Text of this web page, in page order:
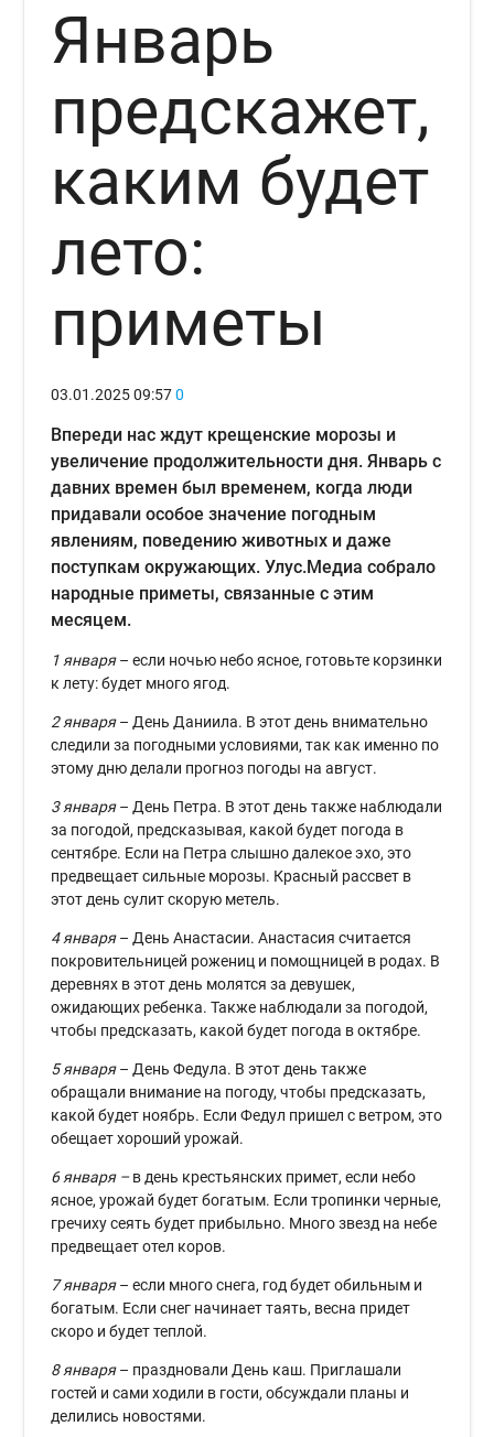
Январь
предскажет,
каким будет
лето:
приметы
03.01.2025 09:57 0
Впереди нас ждут крещенские морозы и
увеличение продолжительности дня. Январь с
давних времен был временем, когда люди
придавали особое значение погодным
явлениям, поведению животных и даже
поступкам окружающих. Улус.Медиа собрало
народные приметы, связанные с этим
месяцем.
1 января– если ночью небо ясное, готовьте корзинки
к лету: будет много ягод.
2 января– День Даниила. В этот день внимательно
следили за погодными условиями, так как именно по
этому дню делали прогноз погоды на август.
3 января– День Петра. В этот день также наблюдали
за погодой, предсказывая, какой будет погода в
сентябре. Если на Петра слышно далекое эхо, это
предвещает сильные морозы. Красный рассвет в
этот день сулит скорую метель.
4 января– День Анастасии. Анастасия считается
покровительницей рожениц и помощницей в родах. В
деревнях в этот день молятся за девушек,
ожидающих ребенка. Также наблюдали за погодой,
чтобы предсказать, какой будет погода в октябре.
5 января– День Федула. В этот день также
обращали внимание на погоду, чтобы предсказать,
какой будет ноябрь. Если Федул пришел с ветром, это
обещает хороший урожай.
6 января –в день крестьянских примет, если небо
ясное, урожай будет богатым. Если тропинки черные,
гречиху сеять будет прибыльно. Много звезд на небе
предвещает отел коров.
7 января– если много снега, год будет обильным и
богатым. Если снег начинает таять, весна придет
скоро и будет теплой.
8 января– праздновали День каш. Приглашали
гостей и сами ходили в гости, обсуждали планы и
делились новостями.